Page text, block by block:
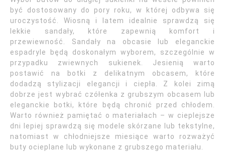
być dostosowany do pory roku, w której odbywa się
uroczystość. Wiosną i latem idealnie sprawdzą się
lekkie sandały, które zapewnią komfort i
przewiewność. Sandały na obcasie lub eleganckie
espadryle będą doskonałym wyborem, szczególnie w
przypadku zwiewnych sukienek. Jesienią warto
postawić na botki z delikatnym obcasem, które
dodadzą stylizacji elegancji i ciepła. Z kolei zimą
dobrze jest wybrać czółenka z grubszym obcasem lub
eleganckie botki, które będą chronić przed chłodem.
Warto również pamiętać o materiałach – w cieplejsze
dni lepiej sprawdzą się modele skórzane lub tekstylne,
natomiast w chłodniejsze miesiące warto rozważyć
buty ocieplane lub wykonane z grubszego materiału.